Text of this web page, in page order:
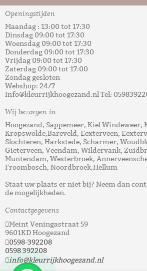
Openingstijden
Maandag : 13:00 tot 17:30
Dinsdag 09:00 tot 17:30
Woensdag 09:00 tot 17:30
Donderdag 09:00 tot 17:30
Vrijdag 09:00 tot 17:30
Zaterdag 09:00 tot 17:00
Zondag gesloten
Webshop: 24/7
Info@kleurrijkhoogezand.nl Tel:
Wij bezorgen in
Hoogezand, Sappemeer, Kiel Windeweer,
Kropswolde,Bareveld, Eexterveen,
Slochteren, Harkstede, Scharmer,
Gieterveen, Veendam, Wildervank,
Muntendam, Westerbroek,
Froombosch, Noordbroek,Hellum
Staat uw plaats er niet bij? Neem dan
de mogelijkheden.
Contactgegevens
Meint Veningastraat 59
9601KD Hoogezand
0598-392208
0598 392208
info@kleurrijkhoogezand.nl